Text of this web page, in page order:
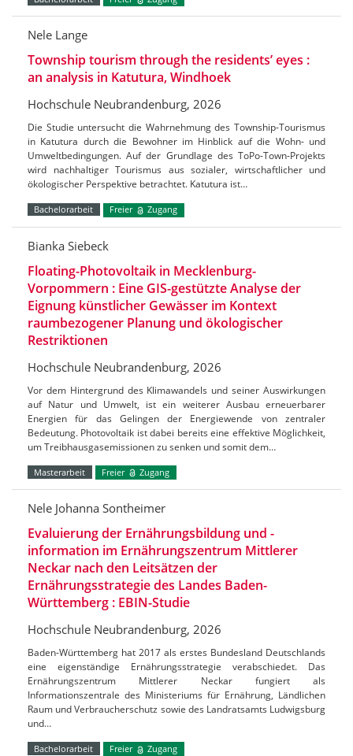
Nele Lange
Township tourism through the residents’ eyes :
an analysis in Katutura, Windhoek
Hochschule Neubrandenburg, 2026
Die Studie untersucht die Wahrnehmung des Township-Tourismus
in Katutura durch die Bewohner im Hinblick auf die Wohn- und
Umweltbedingungen. Auf der Grundlage des ToPo-Town-Projekts
wird nachhaltiger Tourismus aus sozialer, wirtschaftlicher und
ökologischer Perspektive betrachtet. Katutura ist…
Bachelorarbeit Freier Zugang
Bianka Siebeck
Floating-Photovoltaik in Mecklenburg-
Vorpommern : Eine GIS-gestützte Analyse der
Eignung künstlicher Gewässer im Kontext
raumbezogener Planung und ökologischer
Restriktionen
Hochschule Neubrandenburg, 2026
Vor dem Hintergrund des Klimawandels und seiner Auswirkungen
auf Natur und Umwelt, ist ein weiterer Ausbau erneuerbarer
Energien für das Gelingen der Energiewende von zentraler
Bedeutung. Photovoltaik ist dabei bereits eine effektive Möglichkeit,
um Treibhausgasemissionen zu senken und somit dem…
Masterarbeit Freier Zugang
Nele Johanna Sontheimer
Evaluierung der Ernährungsbildung und -
information im Ernährungszentrum Mittlerer
Neckar nach den Leitsätzen der
Ernährungsstrategie des Landes Baden-
Württemberg : EBIN-Studie
Hochschule Neubrandenburg, 2026
Baden-Württemberg hat 2017 als erstes Bundesland Deutschlands
eine eigenständige Ernährungsstrategie verabschiedet. Das
Ernährungszentrum Mittlerer Neckar fungiert als
Informationszentrale des Ministeriums für Ernährung, Ländlichen
Raum und Verbraucherschutz sowie des Landratsamts Ludwigsburg
und…
Bachelorarbeit Freier Zugang